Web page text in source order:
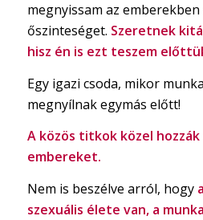
megnyissam az emberekben
őszinteséget. Szeretnek
hisz én is ezt teszem
Egy igazi csoda, mikor
megnyílnak egymás előtt!
A közös titkok közel hozzák
embereket.
Nem is beszélve arról, hogy
szexuális élete van, a